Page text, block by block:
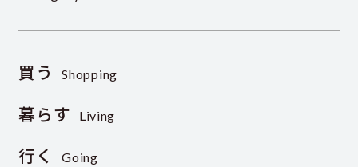
買う Shopping
暮らす Living
行く Going